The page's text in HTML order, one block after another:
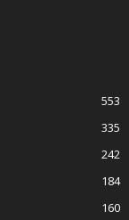
553
335
242
184
160